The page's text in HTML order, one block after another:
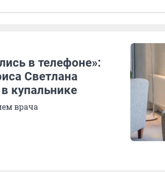
в телефоне»:
Светлана
купальнике
врача